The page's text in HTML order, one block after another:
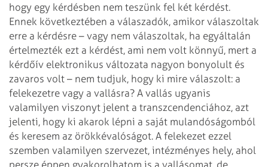
hogy egy kérdésben nem teszünk fel két kérdést.
Ennek következtében a válaszadók, amikor válaszoltak
erre a kérdésre – vagy nem válaszoltak, ha egyáltalán
értelmezték ezt a kérdést, ami nem volt könnyű, mert a
kérdőív elektronikus változata nagyon bonyolult és
zavaros volt – nem tudjuk, hogy ki mire válaszolt: a
felekezetre vagy a vallásra? A vallás ugyanis
valamilyen viszonyt jelent a transzcendenciához, azt
jelenti, hogy ki akarok lépni a saját mulandóságomból
és keresem az örökkévalóságot. A felekezet ezzel
szemben valamilyen szervezet, intézményes hely, ahol
persze éppen gyakorolhatom is a vallásomat, de